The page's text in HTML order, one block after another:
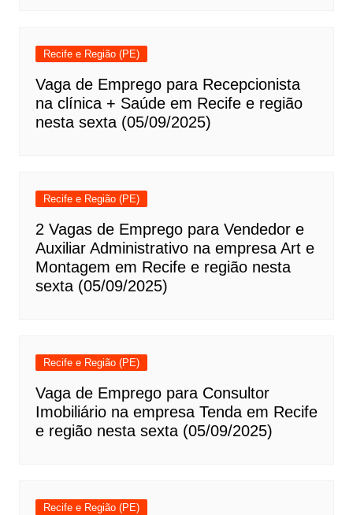
Recife e Região (PE)
Vaga de Emprego para Recepcionista
na clínica + Saúde em Recife e região
nesta sexta (05/09/2025)
Recife e Região (PE)
2 Vagas de Emprego para Vendedor e
Auxiliar Administrativo na empresa Art e
Montagem em Recife e região nesta
sexta (05/09/2025)
Recife e Região (PE)
Vaga de Emprego para Consultor
Imobiliário na empresa Tenda em Recife
e região nesta sexta (05/09/2025)
Recife e Região (PE)